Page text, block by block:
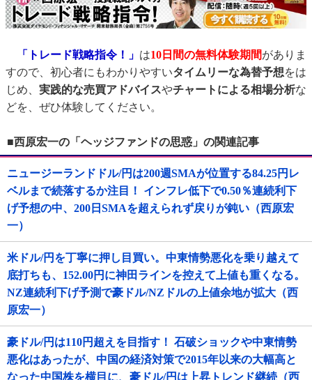
「トレード戦略指令！」 は10日間の無料体験期間がありま
すので、初心者にもわかりやすいタイムリーな為替予想をは
じめ、 実践的な売買アドバイスやチャートによる相場分析な
どを、ぜひ体験してください。
■西原宏一の「ヘッジファンドの思惑」の関連記事
ニュージーランドドル/円は200週SMAが位置する84.25円レ
ベルまで続落するか注目！ インフレ低下で0.50％連続利下
げ予想の中、200日SMAを超えられず戻りが鈍い（西原宏
一）
米ドル/円を丁寧に押し目買い。中東情勢悪化を乗り越えて
底打ちも、152.00円に神田ラインを控えて上値も重くなる。
NZ連続利下げ予測で豪ドル/NZドルの上値余地が拡大（西
原宏一）
豪ドル/円は110円超えを目指す！ 石破ショックや中東情勢
悪化はあったが、中国の経済対策で2015年以来の大幅高と
なった中国株を横目に、豪ドル/円は上昇トレンド継続（西